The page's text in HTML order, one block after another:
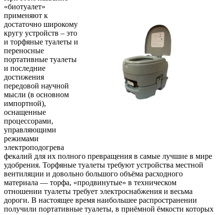
«биотуалет»
применяют к
достаточно широкому
кругу устройств – это
и торфяные туалеты и
переносные
портативные туалеты
и последние
достижения
передовой научной
мысли (в основном
импортной),
оснащенные
процессорами,
управляющими
режимами
электроподогрева
фекалий для их полного превращения в самые лучшие в мире
удобрения. Торфяные туалеты требуют устройства местной
вентиляции и довольно большого объёма расходного
материала — торфа, «продвинутые» в техническом
отношении туалеты требует электроснабжения и весьма
дороги. В настоящее время наибольшее распространении
получили портативные туалеты, в приёмной ёмкости которых